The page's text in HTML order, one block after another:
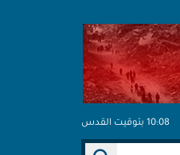
10:08 بتوقيت القدس